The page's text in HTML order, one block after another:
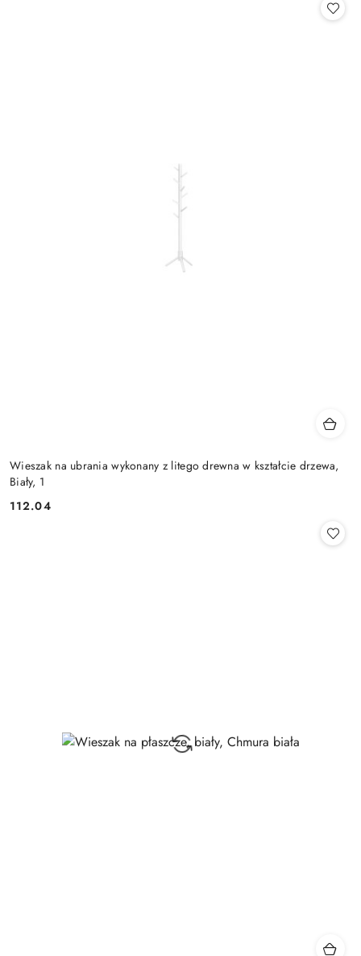
Wieszak na ubrania wykonany z litego drewna w kształcie drzewa,
Biały, 1
Cena:
112.04